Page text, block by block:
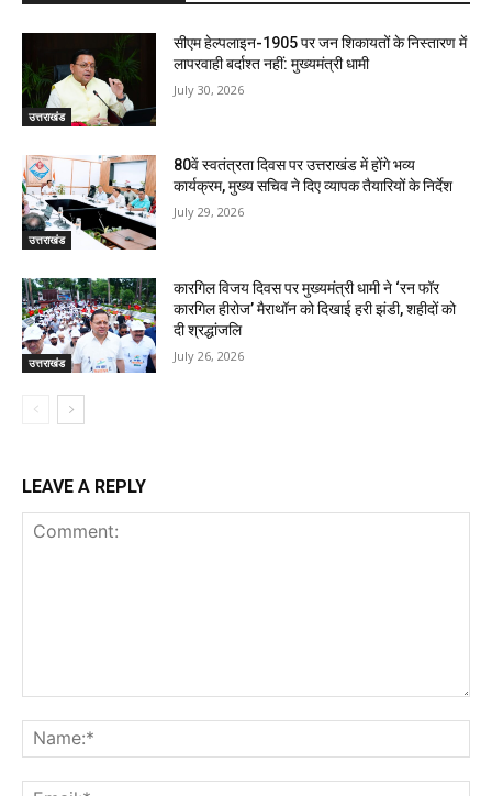
उत्तराखंड
सीएम हेल्पलाइन-1905 पर जन शिकायतों के निस्तारण में
लापरवाही बर्दाश्त नहीं: मुख्यमंत्री धामी
July 30, 2026
उत्तराखंड
80वें स्वतंत्रता दिवस पर उत्तराखंड में होंगे भव्य
कार्यक्रम, मुख्य सचिव ने दिए व्यापक तैयारियों के निर्देश
July 29, 2026
उत्तराखंड
कारगिल विजय दिवस पर मुख्यमंत्री धामी ने ‘रन फॉर
कारगिल हीरोज’ मैराथॉन को दिखाई हरी झंडी, शहीदों को
दी श्रद्धांजलि
July 26, 2026
LEAVE A REPLY